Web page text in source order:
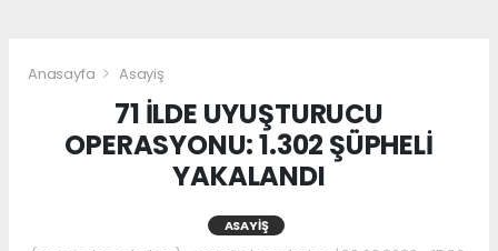
Anasayfa Asayiş
71 İLDE UYUŞTURUCU
OPERASYONU: 1.302 ŞÜPHELİ
YAKALANDI
ASAYIŞ